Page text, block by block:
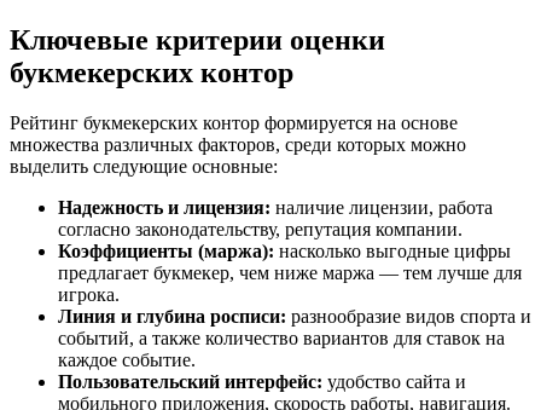
Ключевые критерии оценки
букмекерских контор
Рейтинг букмекерских контор формируется на основе
множества различных факторов, среди которых можно
выделить следующие основные:
Надежность и лицензия: наличие лицензии, работа
согласно законодательству, репутация компании.
Коэффициенты (маржа): насколько выгодные цифры
предлагает букмекер, чем ниже маржа — тем лучше для
игрока.
Линия и глубина росписи: разнообразие видов спорта и
событий, а также количество вариантов для ставок на
каждое событие.
Пользовательский интерфейс: удобство сайта и
мобильного приложения, скорость работы, навигация.